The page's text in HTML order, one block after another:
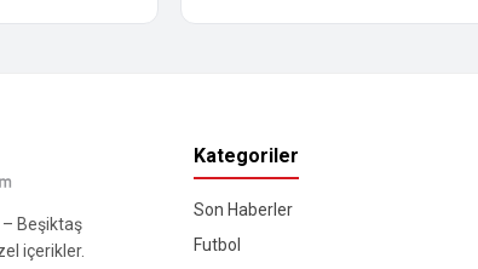
– Beşiktaş
içerikler.
Kategoriler
Son Haberler
Futbol